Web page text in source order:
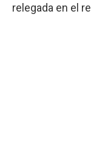
relegada en el